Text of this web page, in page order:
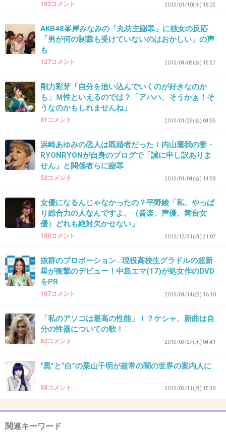
34. 匿名2013/03/21(木) 10:35:51
だった授業は90分にもおよび…
大物ぶって時間になればパッと終えてしまいそ
ちのために丁寧な対応をしたことは偉いと思う
な～
-5
35. 匿名2013/03/21(木) 10:46:46
義援金って一体どうなったんだろうね
+7 -2
今の小学生ってガクト知ってるのかな？最近あんまりテレ
ビにもでないし…
だんだん方向性見失ってる気がするｗｗ
37. 匿名2013/03/21(木) 12:47:54
183コメント 2013/01/10(木) 18:25
AKB48峯岸みなみの「丸坊主謝罪」に独女の反応
「男が何の制裁も受けていないのはおかしい」の声
も
127コメント 2013/04/05(金) 15:57
剛力彩芽「自分を追い込んでいくのが好きなのか
も」Ｍ性といえるのでは？「アハハ、そうかぁ！そ
うなのかもしれませんね」
81コメント 2013/01/25(金) 04:55
浜崎あゆみの恋人は既婚者だった！内山麿我の妻・
RYONRYONが自身のブログで「誠に申し訳ありま
せん」と関係者らに謝罪
52コメント 2013/01/04(金) 14:58
女優になるんじゃなかったの？平野綾「私、やっぱ
り総合力の人なんですよ。（音楽、声優、舞台女
優）どれも絶対欠かせない」
180コメント 2012/12/31(月) 21:07
抜群のプロポーション…現役高校生グラドルの超新
星が衝撃のデビュー！中島エマ(17)が処女作のDVD
をPR
107コメント 2013/04/14(日) 16:10
「私のアソコは最高の性能」！？ケシャ、新曲は自
分の性器についての歌！
82コメント 2013/03/27(水) 04:41
“黒”と“白”の栗山千明が超常の闇の世界の案内人に
58コメント 2013/03/11(月) 15:39
関連キーワード